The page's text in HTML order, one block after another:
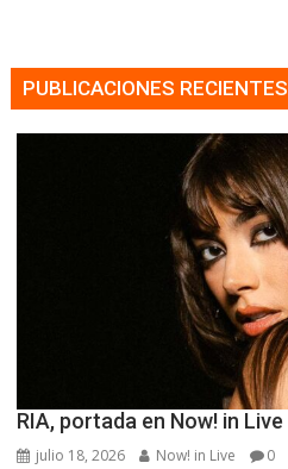
PUBLICACIONES RECIENTES
RIA, portada en Now! in Live
julio 18, 2026 Now! in Live 0